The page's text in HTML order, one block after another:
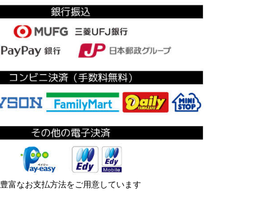
豊富なお支払方法をご用意しています